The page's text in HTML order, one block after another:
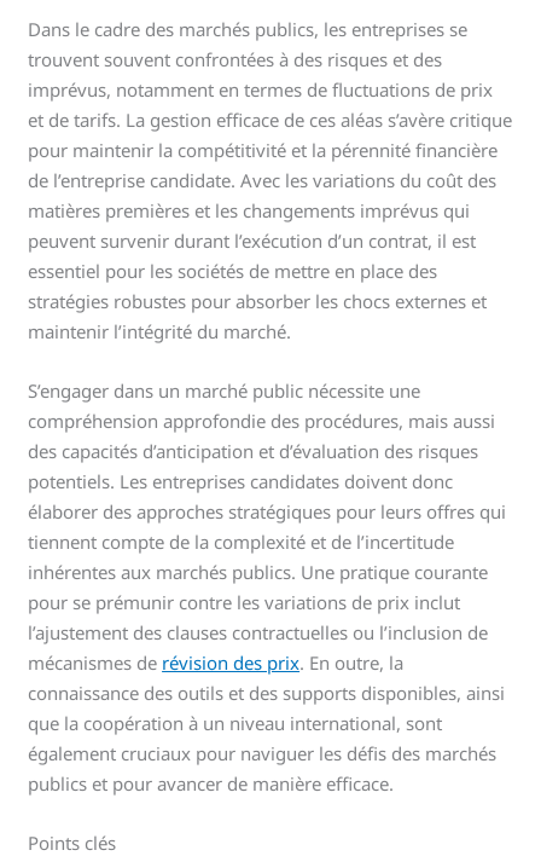
Dans le cadre des marchés publics, les entreprises se
trouvent souvent confrontées à des risques et des
imprévus, notamment en termes de fluctuations de prix
et de tarifs. La gestion efficace de ces aléas s’avère critique
pour maintenir la compétitivité et la pérennité financière
de l’entreprise candidate. Avec les variations du coût des
matières premières et les changements imprévus qui
peuvent survenir durant l’exécution d’un contrat, il est
essentiel pour les sociétés de mettre en place des
stratégies robustes pour absorber les chocs externes et
maintenir l’intégrité du marché.
S’engager dans un marché public nécessite une
compréhension approfondie des procédures, mais aussi
des capacités d’anticipation et d’évaluation des risques
potentiels. Les entreprises candidates doivent donc
élaborer des approches stratégiques pour leurs offres qui
tiennent compte de la complexité et de l’incertitude
inhérentes aux marchés publics. Une pratique courante
pour se prémunir contre les variations de prix inclut
l’ajustement des clauses contractuelles ou l’inclusion de
mécanismes de révision des prix. En outre, la
connaissance des outils et des supports disponibles, ainsi
que la coopération à un niveau international, sont
également cruciaux pour naviguer les défis des marchés
publics et pour avancer de manière efficace.
Points clés